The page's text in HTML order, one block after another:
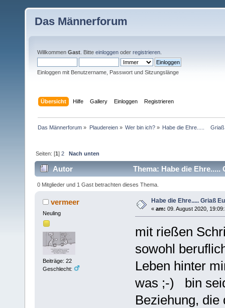
Das Männerforum
Willkommen Gast . Bitte einloggen oder registrieren
Einloggen mit Benutzername, Passwort und Sitzungslänge
Übersicht Hilfe Gallery Einloggen Registrieren
Das Männerforum » Plaudereien» Wer bin ich?» Habe die Ehre.....
Seiten: [1]2 Nach unten
Autor Thema: Habe die Ehre.....
0 Mitglieder und 1 Gast betrachten dieses Thema.
vermeer
Neuling
Beiträge: 22
Geschlecht:
Habe die Ehre..... Griaß
« am: 09. August 2020,
mit rießen
sowohl
Leben hinter
was ;-) bin
Beziehung, die